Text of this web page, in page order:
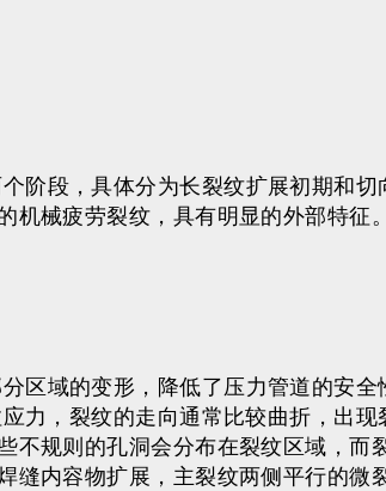
阶段，具体分为长裂纹扩展初期和切
械疲劳裂纹，具有明显的外部特征。
区域的变形，降低了压力管道的安
力，裂纹的走向通常比较曲折，出现
规则的孔洞会分布在裂纹区域，而
缝内容物扩展，主裂纹两侧平行的微